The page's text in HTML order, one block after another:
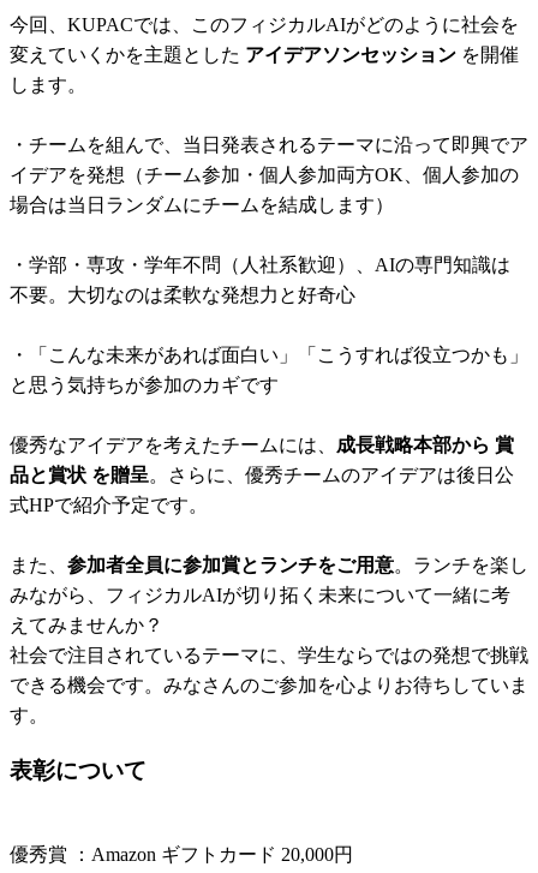
今回、KUPACでは、このフィジカルAIがどのように社会を
変えていくかを主題とした アイデアソンセッション を開催
します。
・ チームを組んで、当日発表されるテーマに沿って即興でア
イデアを発想（チーム参加・個人参加両方OK、個人参加の
場合は当日ランダムにチームを結成します）
・ 学部・専攻・学年不問（人社系歓迎）、AIの専門知識は
不要。大切なのは柔軟な発想力と好奇心
・
「こんな未来があれば面白い」「こうすれば役立つかも」
と思う気持ちが参加のカギです
優秀なアイデアを考えたチームには、 成長戦略本部から 賞
品と賞状 を贈呈。さらに、優秀チームのアイデアは後日公
式HPで紹介予定です。
また、 参加者全員に参加賞とランチをご用意。ランチを楽し
みながら、フィジカルAIが切り拓く未来について一緒に考
えてみませんか？
社会で注目されているテーマに、学生ならではの発想で挑戦
できる機会です。みなさんのご参加を心よりお待ちしていま
す。
表彰について
優秀賞 ：Amazon ギフトカード 20,000円